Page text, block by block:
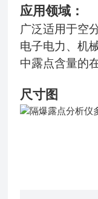
应用领域：
广泛适用于空
电子电力、机
中露点含量的
尺寸图